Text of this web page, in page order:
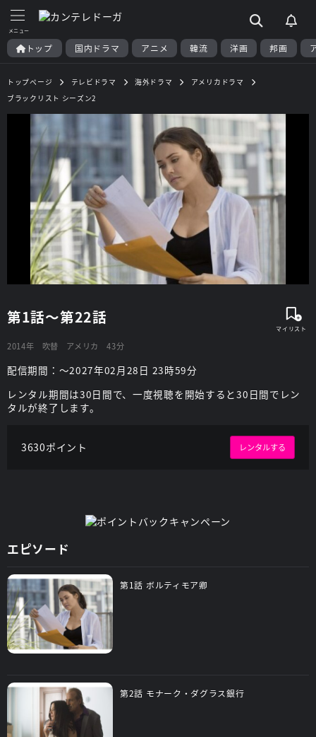
トップ 国内ドラマ アニメ 韓流 洋画 邦画
トップページ テレビドラマ 海外ドラマ
アメリカドラマ
ブラックリスト シーズン2
第1話～第22話
2014年 吹替 アメリカ 43分
配信期間：～2027年02月28日 23時59分
レンタル期間は30日間で、一度視聴を開始すると30日間でレン
タルが終了します。
3630ポイント レンタルする
エピソード
第1話 ボルティモア卿
第2話 モナーク・ダグラス銀行